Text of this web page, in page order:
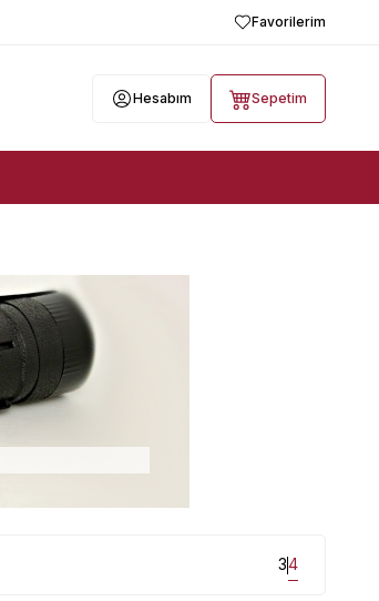
Favorilerim
Hesabım Sepetim
34